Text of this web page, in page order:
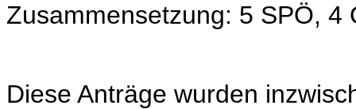
Zusammensetzung: 5 SPÖ, 4
Diese Anträge wurden